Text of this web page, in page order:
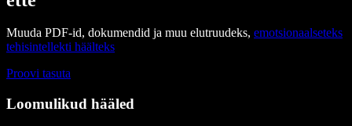
Muuda PDF-id, dokumendid ja muu elutruudeks, emotsionaalseteks
tehisintellekti häälteks
Proovi tasuta
Loomulikud hääled